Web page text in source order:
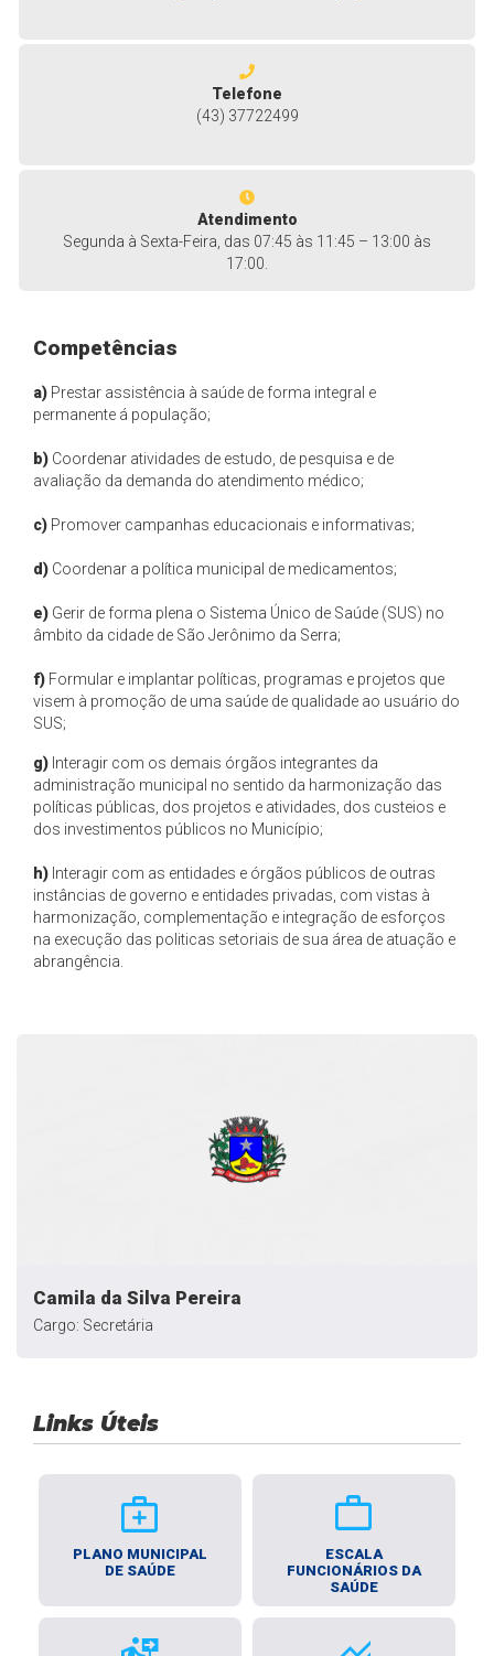
Telefone
(43) 37722499
Atendimento
Segunda à Sexta-Feira, das 07:45 às 11:45 – 13:00 às
17:00.
Competências
a) Prestar assistência à saúde de forma integral e
permanente á população;
b) Coordenar atividades de estudo, de pesquisa e de
avaliação da demanda do atendimento médico;
c) Promover campanhas educacionais e informativas;
d) Coordenar a política municipal de medicamentos;
e) Gerir de forma plena o Sistema Único de Saúde (SUS) no
âmbito da cidade de São Jerônimo da Serra;
f) Formular e implantar políticas, programas e projetos que
visem à promoção de uma saúde de qualidade ao usuário do
SUS;
g) Interagir com os demais órgãos integrantes da
administração municipal no sentido da harmonização das
políticas públicas, dos projetos e atividades, dos custeios e
dos investimentos públicos no Município;
h) Interagir com as entidades e órgãos públicos de outras
instâncias de governo e entidades privadas, com vistas à
harmonização, complementação e integração de esforços
na execução das politicas setoriais de sua área de atuação e
abrangência.
Camila da Silva Pereira
Cargo: Secretária
Links Úteis
medical_services
PLANO MUNICIPAL
DE SAÚDE
work
ESCALA
FUNCIONÁRIOS DA
SAÚDE